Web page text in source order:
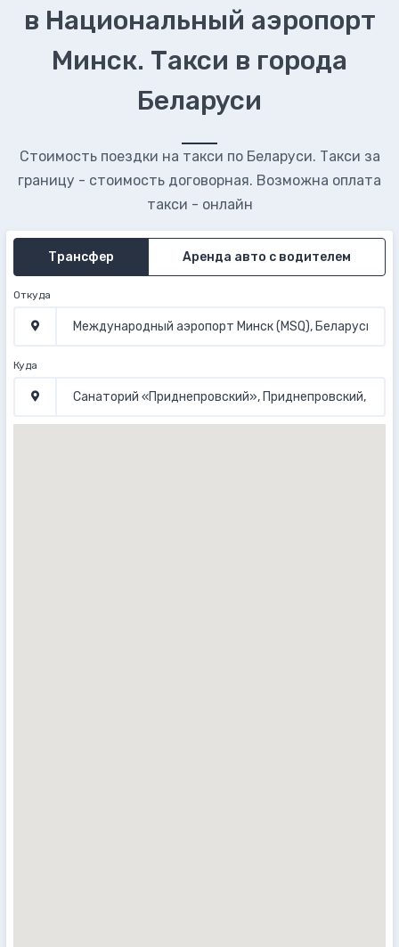
в Национальный аэропорт
Минск. Такси в города
Беларуси
Стоимость поездки на такси по Беларуси. Такси за
границу - стоимость договорная. Возможна оплата
такси - онлайн
Трансфер Аренда авто с водителем
Откуда
Куда